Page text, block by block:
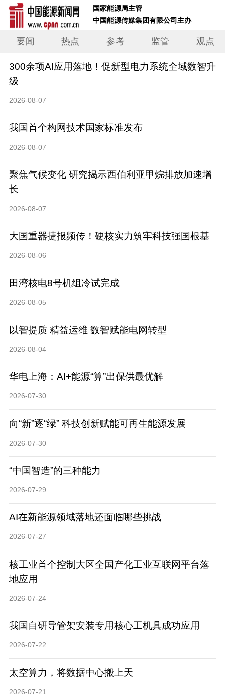
国家能源局主管
中国能源传媒集团有限公司主办
要闻 热点 参考 监管 观点
300余项AI应用落地！促新型电力系统全域数智升
级
2026-08-07
我国首个构网技术国家标准发布
2026-08-07
聚焦气候变化 研究揭示西伯利亚甲烷排放加速增
长
2026-08-07
大国重器捷报频传！硬核实力筑牢科技强国根基
2026-08-06
田湾核电8号机组冷试完成
2026-08-05
以智提质 精益运维 数智赋能电网转型
2026-08-04
华电上海：AI+能源“算”出保供最优解
2026-07-30
向“新”逐“绿” 科技创新赋能可再生能源发展
2026-07-30
“中国智造”的三种能力
2026-07-29
AI在新能源领域落地还面临哪些挑战
2026-07-27
核工业首个控制大区全国产化工业互联网平台落
地应用
2026-07-24
我国自研导管架安装专用核心工机具成功应用
2026-07-22
太空算力，将数据中心搬上天
2026-07-21